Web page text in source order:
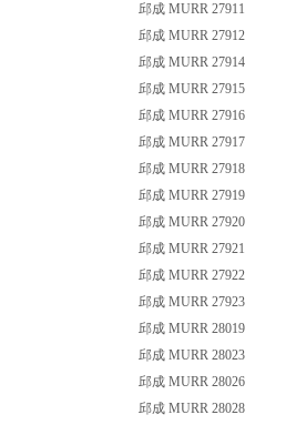
邱成 MURR 27911
邱成 MURR 27912
邱成 MURR 27914
邱成 MURR 27915
邱成 MURR 27916
邱成 MURR 27917
邱成 MURR 27918
邱成 MURR 27919
邱成 MURR 27920
邱成 MURR 27921
邱成 MURR 27922
邱成 MURR 27923
邱成 MURR 28019
邱成 MURR 28023
邱成 MURR 28026
邱成 MURR 28028